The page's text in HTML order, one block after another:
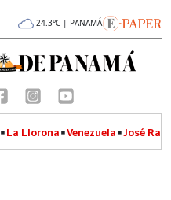
24.3°C | PANAMÁ
La Llorona Venezuela José